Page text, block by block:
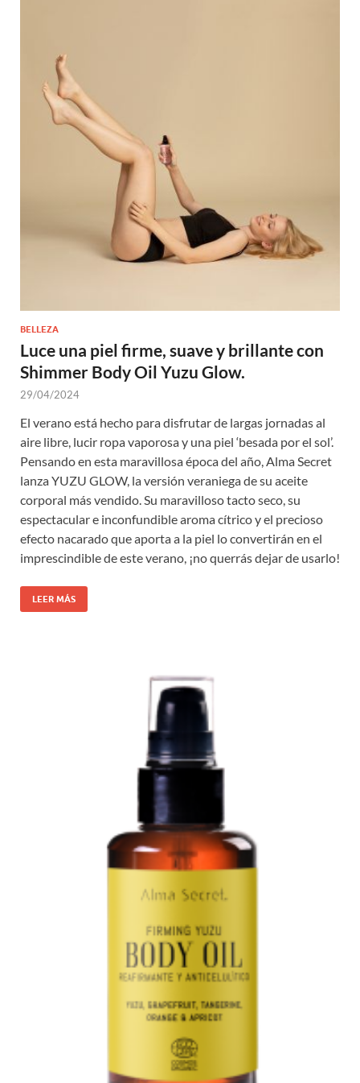
BELLEZA
Luce una piel firme, suave y brillante con
Shimmer Body Oil Yuzu Glow.
29/04/2024
El verano está hecho para disfrutar de largas jornadas al
aire libre, lucir ropa vaporosa y una piel ‘besada por el sol’.
Pensando en esta maravillosa época del año, Alma Secret
lanza YUZU GLOW, la versión veraniega de su aceite
corporal más vendido. Su maravilloso tacto seco, su
espectacular e inconfundible aroma cítrico y el precioso
efecto nacarado que aporta a la piel lo convertirán en el
imprescindible de este verano, ¡no querrás dejar de usarlo!
LEER MÁS